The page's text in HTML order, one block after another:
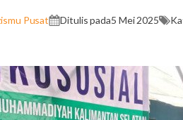
Pusat Ditulis pada5 Mei 2025